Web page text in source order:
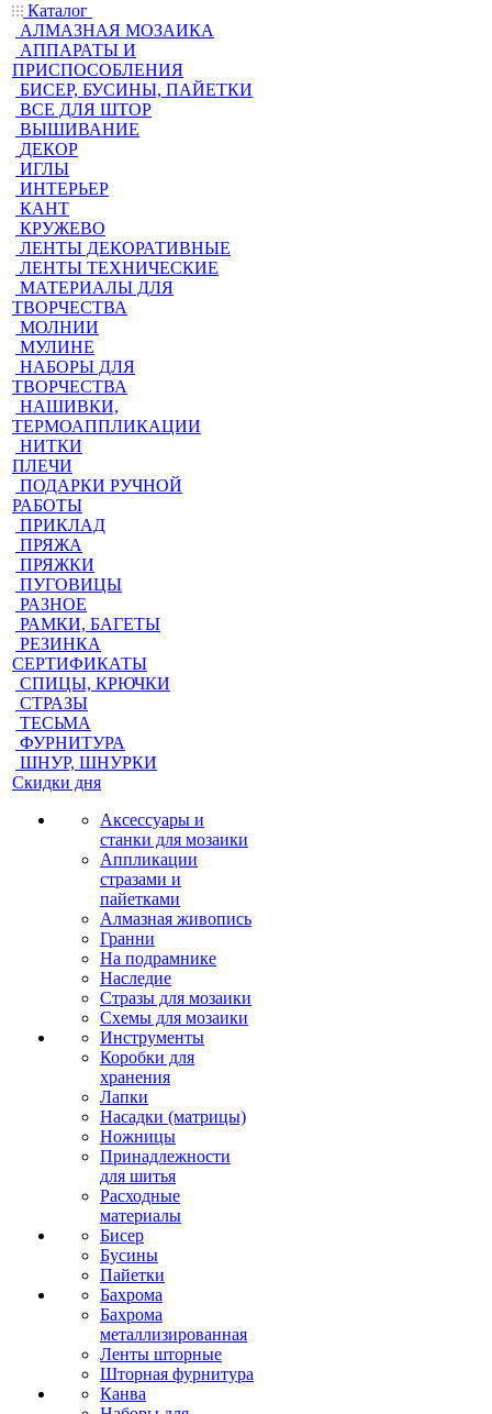
Каталог
АЛМАЗНАЯ МОЗАИКА
АППАРАТЫ И
ПРИСПОСОБЛЕНИЯ
БИСЕР, БУСИНЫ, ПАЙЕТКИ
ВСЕ ДЛЯ ШТОР
ВЫШИВАНИЕ
ДЕКОР
ИГЛЫ
ИНТЕРЬЕР
КАНТ
КРУЖЕВО
ЛЕНТЫ ДЕКОРАТИВНЫЕ
ЛЕНТЫ ТЕХНИЧЕСКИЕ
МАТЕРИАЛЫ ДЛЯ
ТВОРЧЕСТВА
МОЛНИИ
МУЛИНЕ
НАБОРЫ ДЛЯ
ТВОРЧЕСТВА
НАШИВКИ,
ТЕРМОАППЛИКАЦИИ
НИТКИ
ПЛЕЧИ
ПОДАРКИ РУЧНОЙ
РАБОТЫ
ПРИКЛАД
ПРЯЖА
ПРЯЖКИ
ПУГОВИЦЫ
РАЗНОЕ
РАМКИ, БАГЕТЫ
РЕЗИНКА
СЕРТИФИКАТЫ
СПИЦЫ, КРЮЧКИ
СТРАЗЫ
ТЕСЬМА
ФУРНИТУРА
ШНУР, ШНУРКИ
Скидки дня
Аксессуары и
станки для мозаики
Аппликации
стразами и
пайетками
Алмазная живопись
Гранни
На подрамнике
Наследие
Стразы для мозаики
Схемы для мозаики
Инструменты
Коробки для
хранения
Лапки
Насадки (матрицы)
Ножницы
Принадлежности
для шитья
Расходные
материалы
Бисер
Бусины
Пайетки
Бахрома
Бахрома
металлизированная
Ленты шторные
Шторная фурнитура
Канва